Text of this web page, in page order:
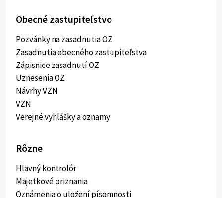
Obecné zastupiteľstvo
Pozvánky na zasadnutia OZ
Zasadnutia obecného zastupiteľstva
Zápisnice zasadnutí OZ
Uznesenia OZ
Návrhy VZN
VZN
Verejné vyhlášky a oznamy
Rôzne
Hlavný kontrolór
Majetkové priznania
Oznámenia o uložení písomnosti